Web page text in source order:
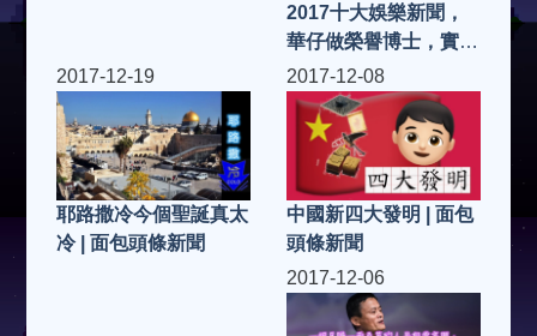
2017十大娛樂新聞，
華仔做榮譽博士，實至
名歸做事認真揾命搏鬥
之搏士 | 面包頭條新聞
2017-12-19
耶路撒冷今個聖誕真太
冷 | 面包頭條新聞
2017-12-08
中國新四大發明 | 面包
頭條新聞
2017-12-06